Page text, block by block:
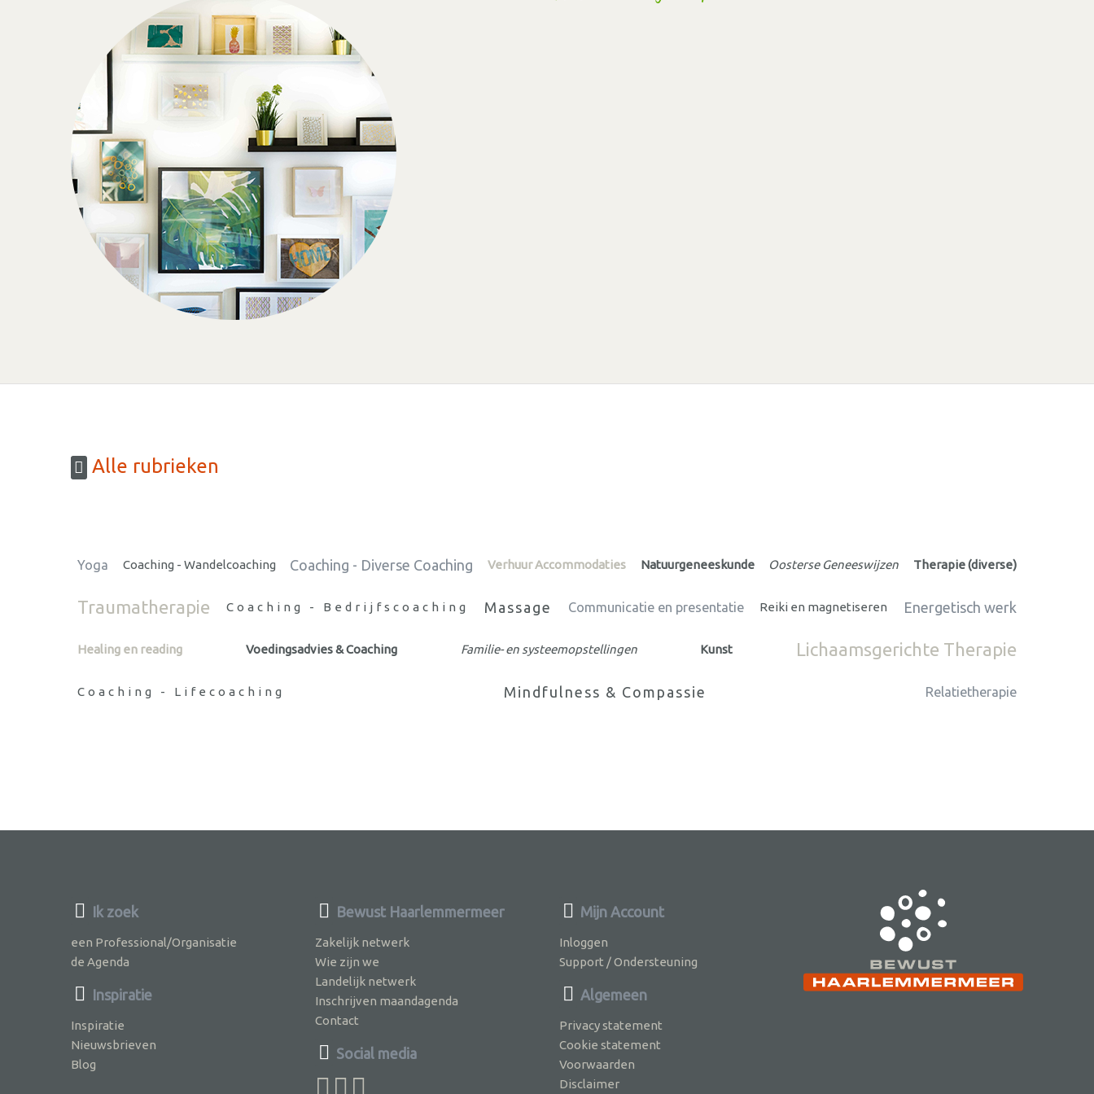
Alle rubrieken
Yoga Coaching - Wandelcoaching Coaching - Diverse Coaching Verhuur Accommodaties Natuurgeneeskunde Oosterse Geneeswijzen Therapie (diverse)
Traumatherapie Coaching - Bedrijfscoaching Massage Communicatie en presentatie Reiki en magnetiseren Energetisch werk
Healing en reading Voedingsadvies & Coaching Familie- en systeemopstellingen Kunst Lichaamsgerichte Therapie
Coaching - Lifecoaching Mindfulness & Compassie Relatietherapie
Ik zoek
een Professional/Organisatie
de Agenda
Inspiratie
Inspiratie
Nieuwsbrieven
Blog
Bewust Haarlemmermeer
Zakelijk netwerk
Wie zijn we
Landelijk netwerk
Inschrijven maandagenda
Contact
Social media
Mijn Account
Inloggen
Support / Ondersteuning
Algemeen
Privacy statement
Cookie statement
Voorwaarden
Disclaimer